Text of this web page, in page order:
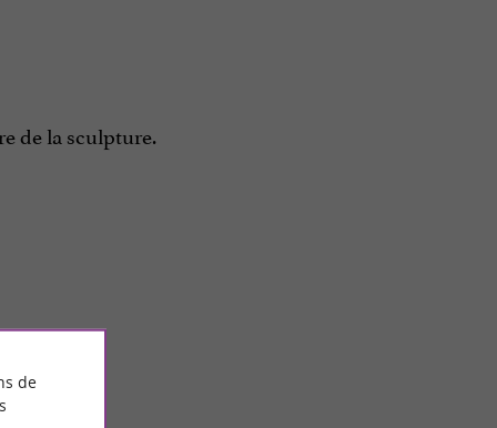
de la sculpture.
de